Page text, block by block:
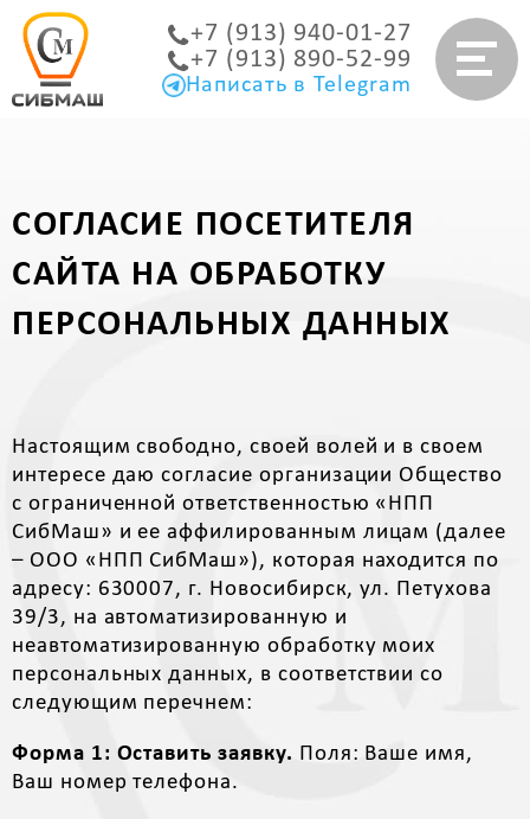
+7 (913) 940-01-27
+7 (913) 890-52-99
Написать в Telegram
СОГЛАСИЕ ПОСЕТИТЕЛЯ
САЙТА НА ОБРАБОТКУ
ПЕРСОНАЛЬНЫХ ДАННЫХ
Настоящим свободно, своей волей и в своем
интересе даю согласие организации Общество
с ограниченной ответственностью «НПП
СибМаш» и ее аффилированным лицам (далее
– ООО «НПП СибМаш»), которая находится по
адресу: 630007, г. Новосибирск, ул. Петухова
39/3, на автоматизированную и
неавтоматизированную обработку моих
персональных данных, в соответствии со
следующим перечнем:
Форма 1: Оставить заявку. Поля: Ваше имя,
Ваш номер телефона.